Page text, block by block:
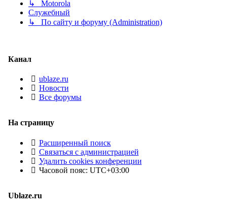
↳ Motorola
Служебный
↳ По сайту и форуму (Administration)
Канал
ublaze.ru
Новости
Все форумы
На страницу
Расширенный поиск
Связаться с администрацией
Удалить cookies конференции
Часовой пояс: UTC+03:00
Ublaze.ru